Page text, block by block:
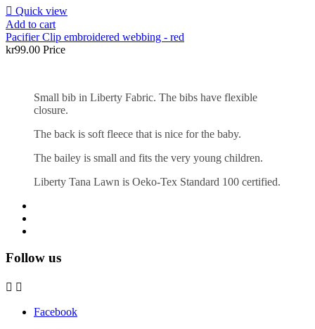
 Quick view
Add to cart
Pacifier Clip embroidered webbing - red
kr99.00 Price
Small bib in Liberty Fabric. The bibs have flexible
closure.
The back is soft fleece that is nice for the baby.
The bailey is small and fits the very young children.
Liberty Tana Lawn is Oeko-Tex Standard 100 certified.
Follow us
 
Facebook